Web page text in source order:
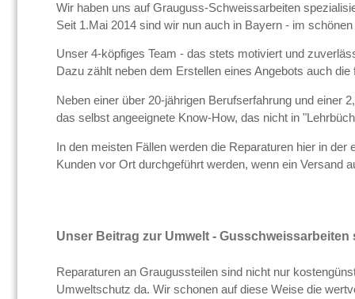
Wir haben uns auf Grauguss-Schweissarbeiten
Seit 1.Mai 2014 sind wir nun auch in Bayern - im
Unser 4-köpfiges Team - das stets motiviert und
Dazu zählt neben dem Erstellen eines Angebots auch
Neben einer über 20-jährigen Berufserfahrung und einer
das selbst angeeignete Know-How, das nicht in
In den meisten Fällen werden die Reparaturen hier in
Kunden vor Ort durchgeführt werden, wenn ein Versand
Unser Beitrag zur Umwelt -
Reparaturen an Graugussteilen sind nicht nur
Umweltschutz da. Wir schonen auf diese Weise die